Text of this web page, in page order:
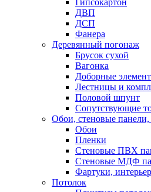
ДВП
ДСП
Фанера
Деревянный погонаж
Брусок сухой
Вагонка
Доборные
Лестницы и
Половой шпунт
Сопутствующие
Обои, стеновые панели,
Обои
Пленки
Стеновые ПВХ
Стеновые МДФ
Фартуки,
Потолок